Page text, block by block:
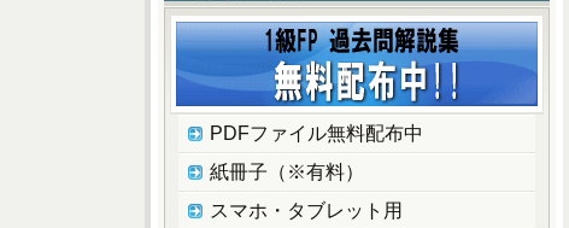
PDFファイル無料配布中
紙冊子（※有料）
スマホ・タブレット用